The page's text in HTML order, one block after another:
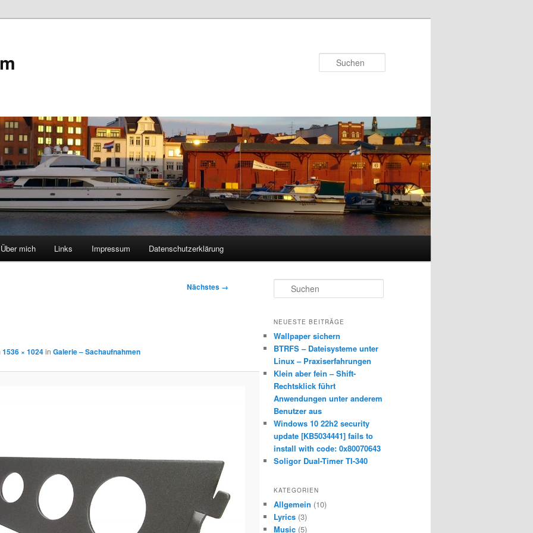
Über mich Links Impressum Datenschutzerklärung
Nächstes →
1536 × 1024in Galerie – Sachaufnahmen
u
h
n
NEUESTE BEITRÄGE
Wallpaper sichern
BTRFS – Dateisysteme unter
Linux – Praxiserfahrungen
Klein aber fein – Shift-
Rechtsklick führt
Anwendungen unter anderem
Benutzer aus
Windows 10 22h2 security
update [KB5034441] fails to
install with code: 0x80070643
Soligor Dual-Timer TI-340
KATEGORIEN
Allgemein (10)
Lyrics (3)
Music (5)